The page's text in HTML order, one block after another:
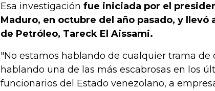
Esa investigación fue iniciada por el
Maduro, en octubre del año pasado, y
de Petróleo, Tareck El Aissami.
"No estamos hablando de cualquier trama de
hablando una de las más escabrosas en los
funcionarios del Estado venezolano, a